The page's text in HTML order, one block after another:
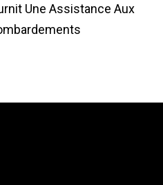
Une Assistance Aux